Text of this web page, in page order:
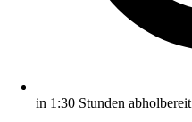
in 1:30 Stunden abholbereit